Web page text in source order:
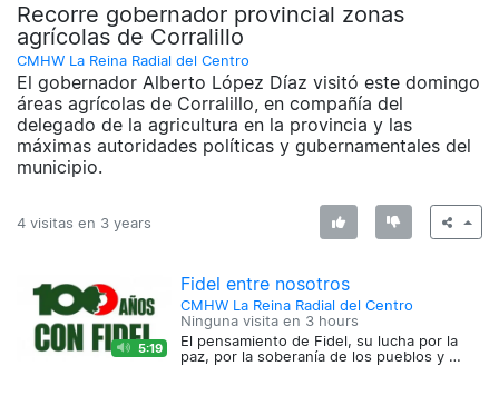
Recorre gobernador provincial zonas
agrícolas de Corralillo
CMHW La Reina Radial del Centro
El gobernador Alberto López Díaz visitó este domingo
áreas agrícolas de Corralillo, en compañía del
delegado de la agricultura en la provincia y las
máximas autoridades políticas y gubernamentales del
municipio.
4 visitas en 3 years
5:19
Fidel entre nosotros
CMHW La Reina Radial del Centro
Ninguna visita en 3 hours
El pensamiento de Fidel, su lucha por la
paz, por la soberanía de los pueblos y …